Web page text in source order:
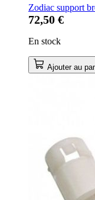
Zodiac support
72,50 €
En stock
Ajouter au